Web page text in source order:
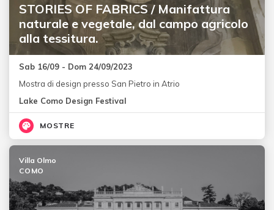
STORIES OF FABRICS / Manifattura
naturale e vegetale, dal campo agricolo
alla tessitura.
Sab 16/09 - Dom 24/09/2023
Mostra di design presso San Pietro in Atrio
Lake Como Design Festival
MOSTRE
Villa Olmo
COMO